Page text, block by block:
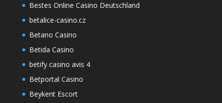
Bestes Online Casino Deutschland
betalice-casino.cz
Betano Casino
Betida Casino
betify casino avis 4
Betportal Casino
Beykent Escort